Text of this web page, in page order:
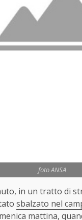
foto ANSA
in un tratto di
sbalzato nel
mattina,